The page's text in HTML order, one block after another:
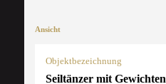
Ansicht
Objektbezeichnung
Seiltänzer mit Gewichten